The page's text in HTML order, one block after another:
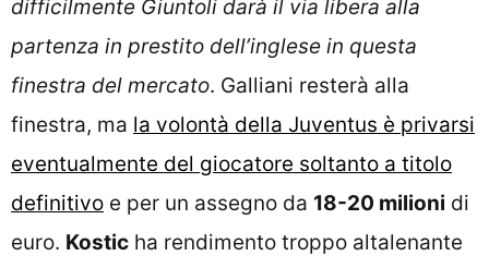
difficilmente Giuntoli darà il via libera alla
partenza in prestito dell’inglese in questa
finestra del mercato. Galliani resterà alla
finestra, ma la volontà della Juventus è privarsi
eventualmente del giocatore soltanto a titolo
definitivo e per un assegno da 18-20 milioni di
euro. Kostic ha rendimento troppo altalenante